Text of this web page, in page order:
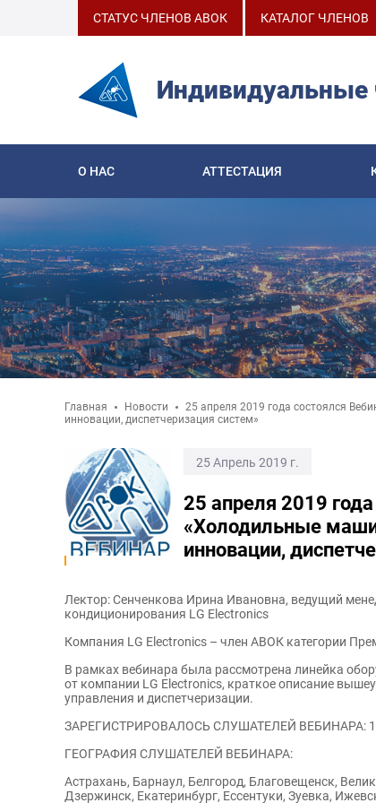
СТАТУС ЧЛЕНОВ АВОК КАТАЛОГ ЧЛЕНОВ
О НАС АТТЕСТАЦИЯ
Главная Новости
25 апреля 2019 года состоялся
инновации, диспетчеризация систем»
25 Апрель 2019 г.
25 апреля 2019
«Холодильные
инновации,
Лектор: Сенченкова Ирина Ивановна, ведущий
кондиционирования LG Electronics
Компания LG Electronics – член АВОК категории
В рамках вебинара была рассмотрена линейка
от компании LG Electronics, краткое описание
управления и диспетчеризации.
ЗАРЕГИСТРИРОВАЛОСЬ СЛУШАТЕЛЕЙ ВЕБИНАРА:
ГЕОГРАФИЯ СЛУШАТЕЛЕЙ ВЕБИНАРА:
Астрахань, Барнаул, Белгород, Благовещенск,
Дзержинск, Екатеринбург, Ессентуки, Зуевка,